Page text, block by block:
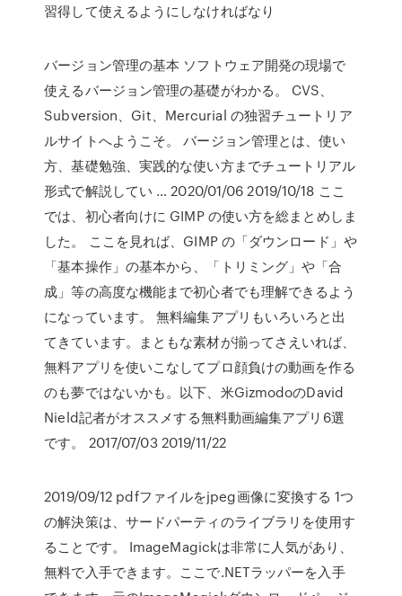
習得して使えるようにしなければなり
バージョン管理の基本 ソフトウェア開発の現場で
使えるバージョン管理の基礎がわかる。 CVS、
Subversion、Git、Mercurial の独習チュートリア
ルサイトへようこそ。 バージョン管理とは、使い
方、基礎勉強、実践的な使い方までチュートリアル
形式で解説してい … 2020/01/06 2019/10/18 ここ
では、初心者向けに GIMP の使い方を総まとめしま
した。 ここを見れば、GIMP の「ダウンロード」や
「基本操作」の基本から、「トリミング」や「合
成」等の高度な機能まで初心者でも理解できるよう
になっています。 無料編集アプリもいろいろと出
てきています。まともな素材が揃ってさえいれば、
無料アプリを使いこなしてプロ顔負けの動画を作る
のも夢ではないかも。以下、米GizmodoのDavid
Nield記者がオススメする無料動画編集アプリ6選
です。 2017/07/03 2019/11/22
2019/09/12 pdfファイルをjpeg画像に変換する 1つ
の解決策は、サードパーティのライブラリを使用す
ることです。 ImageMagickは非常に人気があり、
無料で入手できます。ここで.NETラッパーを入手